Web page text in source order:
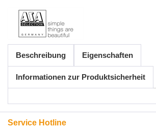
Beschreibung Eigenschaften
Informationen zur Produktsicherheit
Service Hotline